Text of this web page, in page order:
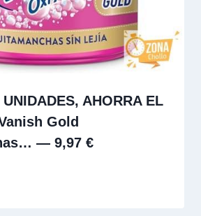
UNIDADES, AHORRA EL
Gold
— 9,97 €